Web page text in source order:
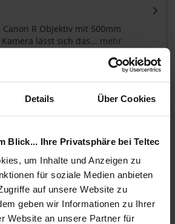
Details Über Cookies
Blick... Ihre Privatsphäre bei Teltec
um Inhalte und Anzeigen zu
für soziale Medien anbieten
auf unsere Website zu
geben wir Informationen zu Ihrer
Website an unsere Partner für
R Objektiv mit 500mm
lässt sich das... mehr
Produktsicherheit
sind verfübar......mehr